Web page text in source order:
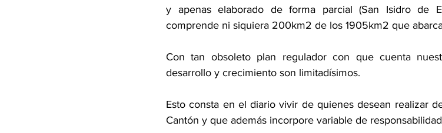
y apenas elaborado de forma parcial (San Isidro de
comprende ni siquiera 200km2 de los 1905km2 que
Con tan obsoleto plan regulador con que cuenta
desarrollo y crecimiento son limitadísimos.
Esto consta en el diario vivir de quienes desean realizar
Cantón y que además incorpore variable de